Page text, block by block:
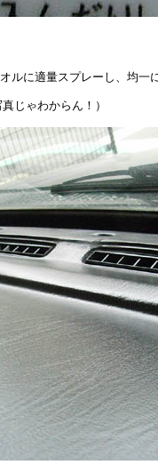
ルに適量スプレーし、均一
じゃわからん！）